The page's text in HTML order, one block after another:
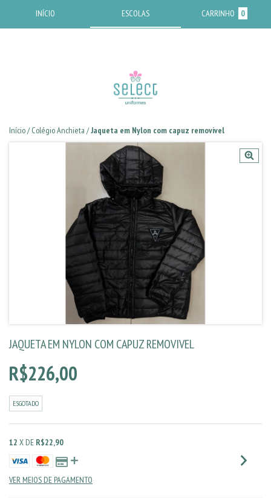
INÍCIO ESCOLAS CARRINHO 0
Início/ Colégio Anchieta /Jaqueta em Nylon com capuz removivel
JAQUETA EM NYLON COM CAPUZ REMOVIVEL
R$226,00
ESGOTADO
12 X DE R$22,90
VER MEIOS DE PAGAMENTO